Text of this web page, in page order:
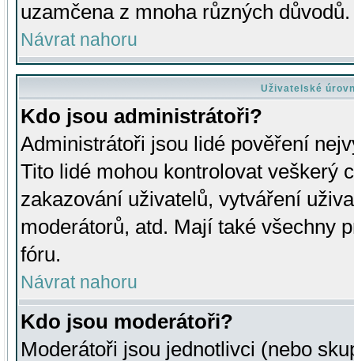
uzamčena z mnoha různých důvodů.
Návrat nahoru
Uživatelské
Kdo jsou administrátoři?
Administrátoři jsou lidé pověření
Tito lidé mohou kontrolovat veškerý
zakazování uživatelů, vytváření
moderátorů, atd. Mají také všechny
fóru.
Návrat nahoru
Kdo jsou moderátoři?
Moderátoři jsou jednotlivci (nebo